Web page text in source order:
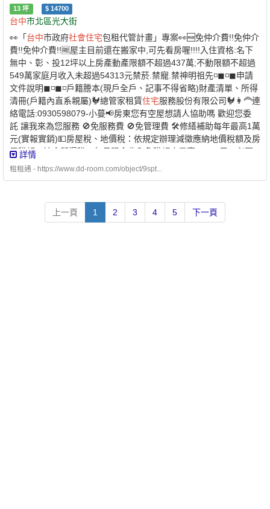
場都在旁邊，下班採買超輕鬆！交通出行好方便： 鄰近天津路、北
屯路等幹道，要搭公車或去捷運站都超快速，通勤無壓力！學區綠
地通通有： 鄰近賴厝國小、立人國中小；休閒時間走去山西公園、
民俗公園散步遛狗超順手！💖 這麼高CP值的舒適大四房，錯過可
惜！快來預約看房吧～ ☆ 可開伙☆ 可寵物☆ 可拜拜☆ 禁釘釘子 ☆
室內禁菸 ☆💎 優質房東，正在找尋愛惜房子的好房客 💎🌟 可協助
申請300億元中央擴大租金補貼 🌟 -社宅承租人-申請條件說明：✅
家庭成員 ￭ 申請人 ￭ 申請人的配偶 ￭ 申請人及其配偶戶籍內的直
系親屬 ￭ 申請人的配偶之戶籍內的直系親屬1. 年齡限制：申請人須
為年滿 18 歲以上之中華民國國民2. 家庭成員定義：本人 + 配
偶 + 戶籍內直系親屬✅家庭年所得及財產限額 ￭ 家庭年所得低
於 134萬元以下 ￭ 每人每月平均所得低於 57,509 元以下 ￭ 申請自
建、自購
額：579 萬元✅無自有住宅（房屋） ￭ 申請人及家庭成員在臺中
市、彰化縣、南投縣均無自有住宅￭ 或個別持有面積未滿 40 平方
金補貼 -⭐️ 兆基屋管 x 凱基銀行⭐️業界首例跨業合作 繳房租可刷卡自
動扣繳 -方便、安全的支付方式-* 每個月房租可以自動扣繳，
13 坪 $ 14700
台中市北區光大街
👀「 台中市政府社會住宅包租代管計畫」專案👀🆓免仲介費!!免仲介
費!!免仲介費!!🆓屋主目前還在搬家中,可先看房喔!!!!入住資格:名下
無中、彰、投12坪以上房產動產限額不超過437萬;不動限額不超過
549萬家庭月收入未超過54313元禁菸.禁寵.禁神明祖先◽◼◽◼申請
文件說明◼◽◼◽戶籍謄本(現戶全戶、記事不得省略)財產清單、所得
清冊(戶籍內直系親屬)🐓總管家租賃住宅服務股份有限公司🐓👩‍🦰連
絡電話:0930598079-小蔓📢房東您有空屋想請人協助嗎 歡迎您委
託 讓我來為您服務 🚫免服務費 🚫免管理費 🛠修繕補助每年最高1萬
元(實報實銷)💵房屋稅、地價稅：依規定辦理減徵應納地價稅額及房
屋稅額💵綜合所得稅：每月租金收入免稅額度最高15000元，必要
費用減除額為60%🧙‍♂️公證費補助最高3000元專業管理,讓房東輕鬆收
動產經紀營業員:(107)登字第328753號租賃住宅管理人員:(109)登
字第007335號附近有公園綠地。附近有百貨公司、公園綠地、學
詳情
租租通 - https://www.dd-room.com/object/9spt...
上一頁 1 2 3 4 5 下一頁